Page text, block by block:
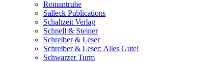
Romantruhe
Salleck Publications
Schaltzeit Verlag
Schnell & Steiner
Schreiber & Leser
Schreiber & Leser: Alles Gute!
Schwarzer Turm